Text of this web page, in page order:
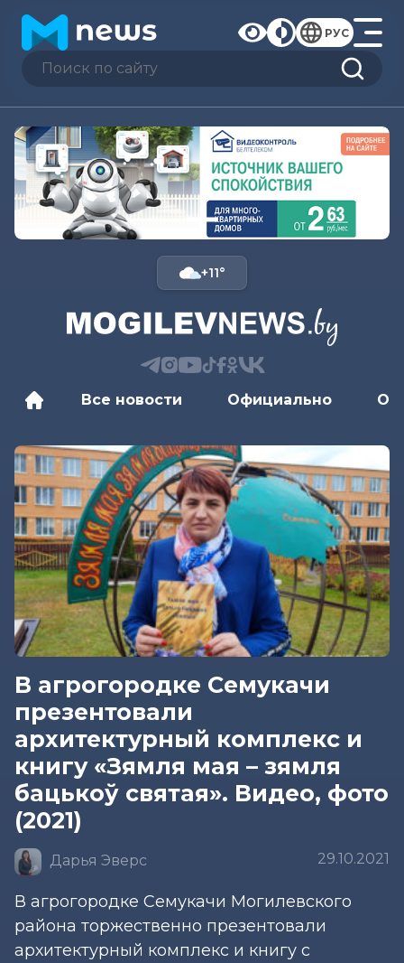
РУС
+11°
Все новости Официально
В агрогородке Семукачи
презентовали
архитектурный комплекс и
книгу «Зямля мая – зямля
бацькоў святая». Видео, фото
(2021)
Дарья Эверс 29.10.2021
В агрогородке Семукачи Могилевского
района торжественно презентовали
архитектурный комплекс и книгу с